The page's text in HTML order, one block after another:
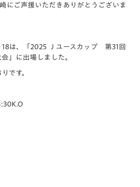
にご声援いただきありがとうございま
18は、「2025 Ｊユースカップ 第31回
」に出場しました。
です。